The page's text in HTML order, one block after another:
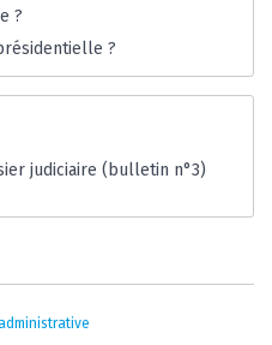
?
?
judiciaire (bulletin n°3)